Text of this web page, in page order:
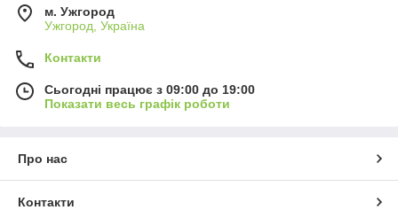
м. Ужгород
Ужгород, Україна
Контакти
Сьогодні працює з 09:00 до 19:00
Показати весь графік роботи
Про нас
Контакти